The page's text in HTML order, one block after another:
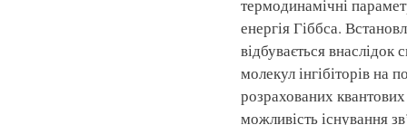
термодинамічні
енергія Гіббса.
відбувається внаслідок
молекул інгібіторів на
розрахованих
можливість існування